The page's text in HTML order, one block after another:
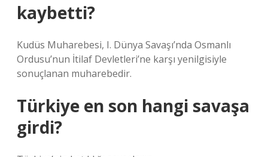
kaybetti?
Kudüs Muharebesi, I. Dünya Savaşı’nda Osmanlı
Ordusu’nun İtilaf Devletleri’ne karşı yenilgisiyle
sonuçlanan muharebedir.
Türkiye en son hangi savaşa
girdi?